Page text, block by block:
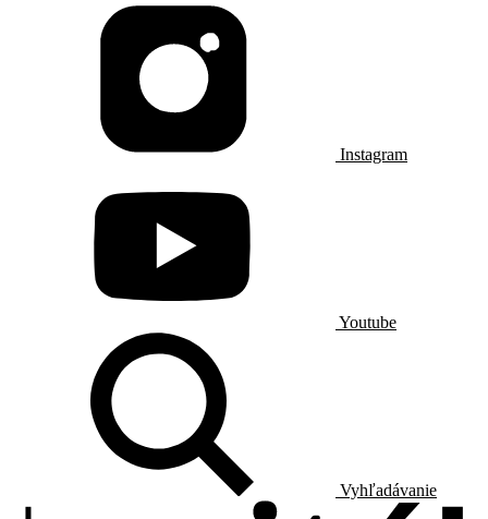
Instagram
Youtube
Vyhľadávanie